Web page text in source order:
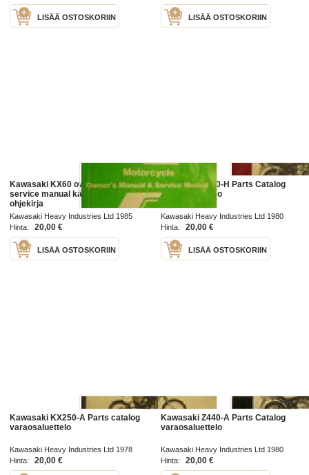
LISÄÄ OSTOSKORIIN LISÄÄ OSTOSKORIIN
Kawasaki KX60 owner´s manual &
service manual käyttö- ja huolto-
ohjekirja
Kawasaki Heavy Industries Ltd 1985
Hinta:
20,00 €
LISÄÄ OSTOSKORIIN
Kawasaki Z750-H Parts Catalog
varaosaluettelo
Kawasaki Heavy Industries Ltd 1980
Hinta:
20,00 €
LISÄÄ OSTOSKORIIN
Kawasaki KX250-A Parts catalog
varaosaluettelo
Kawasaki Heavy Industries Ltd 1978
Hinta:
20,00 €
Kawasaki Z440-A Parts Catalog
varaosaluettelo
Kawasaki Heavy Industries Ltd 1980
Hinta:
20,00 €